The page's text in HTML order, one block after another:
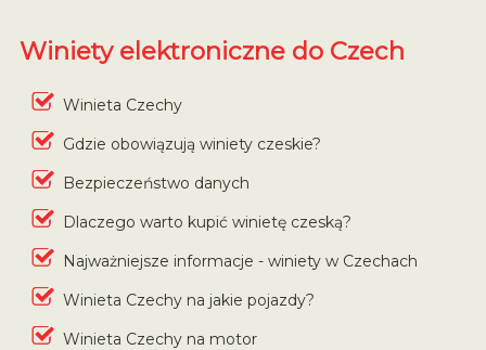
Winiety elektroniczne do Czech
Winieta Czechy
Gdzie obowiązują winiety czeskie?
Bezpieczeństwo danych
Dlaczego warto kupić winietę czeską?
Najważniejsze informacje - winiety w Czechach
Winieta Czechy na jakie pojazdy?
Winieta Czechy na motor